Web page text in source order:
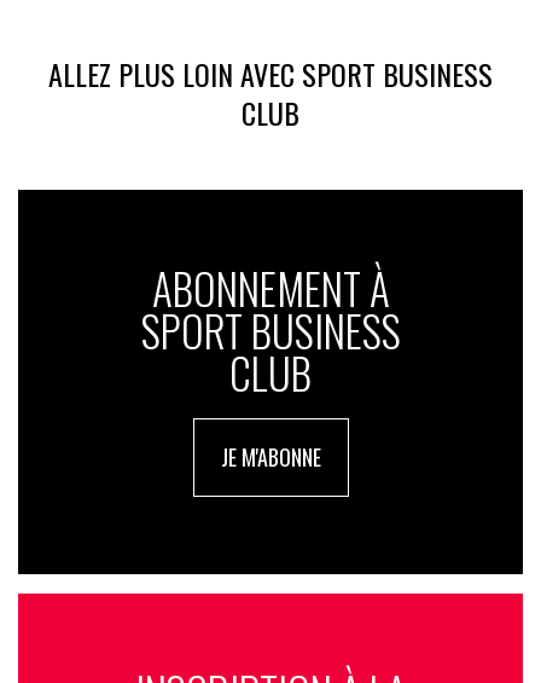
ALLEZ PLUS LOIN AVEC SPORT BUSINESS
CLUB
ABONNEMENT À
SPORT BUSINESS
CLUB
JE M'ABONNE